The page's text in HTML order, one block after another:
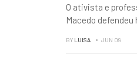
O ativista e
Macedo defendeu
BY LUISA JUN 09